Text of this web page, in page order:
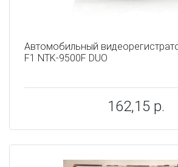
Автомобильный
F1 NTK-9500F DUO
162,15 р.